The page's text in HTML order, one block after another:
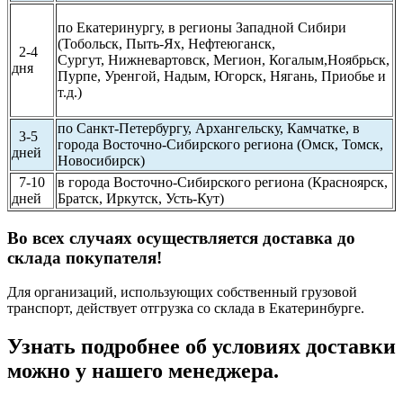
2-4
дня
по Екатеринургу, в регионы Западной Сибири
(Тобольск, Пыть-Ях, Нефтеюганск,
Сургут, Нижневартовск, Мегион, Когалым,Ноябрьск,
Пурпе, Уренгой, Надым, Югорск, Нягань, Приобье и
т.д.)
3-5
дней
по Санкт-Петербургу, Архангельску, Камчатке, в
города Восточно-Сибирского региона (Омск, Томск,
Новосибирск)
7-10
дней
в города Восточно-Сибирского региона (Красноярск,
Братск, Иркутск, Усть-Кут)
Во всех случаях осуществляется доставка до
склада покупателя!
Для организаций, использующих собственный грузовой
транспорт, действует отгрузка со склада в Екатеринбурге.
Узнать подробнее об условиях доставки
можно у нашего менеджера.